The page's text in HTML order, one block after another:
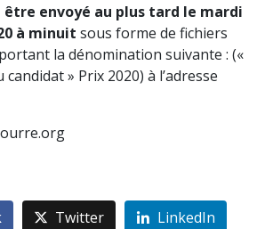
être envoyé au plus tard le mardi
à minuit sous forme de fichiers
la dénomination suivante : («
» Prix 2020) à l’adresse
Twitter LinkedIn